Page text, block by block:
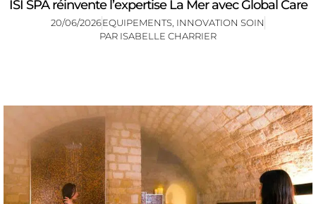
ISI SPA réinvente l’expertise La Mer avec Global Care
20/06/2026EQUIPEMENTS, INNOVATION SOIN
PAR ISABELLE CHARRIER